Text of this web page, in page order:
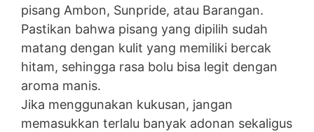
pisang Ambon, Sunpride, atau Barangan.
Pastikan bahwa pisang yang dipilih sudah
matang dengan kulit yang memiliki bercak
hitam, sehingga rasa bolu bisa legit dengan
aroma manis.
Jika menggunakan kukusan, jangan
memasukkan terlalu banyak adonan sekaligus